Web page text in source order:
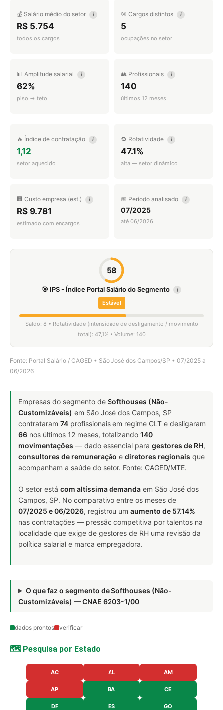
💰 Salário médio do setor i
R$ 5.754
todos os cargos
🎯 Cargos distintos i
5
ocupações no setor
📊 Amplitude salarial i
62%
piso → teto
👥 Profissionais i
140
últimos 12 meses
🔥 Índice de contratação i
1,12
setor aquecido
🔁 Rotatividade i
47.1%
alta — setor dinâmico
🏢 Custo empresa (est.) i
R$ 9.781
estimado com encargos
📅 Período analisado i
07/2025
até 06/2026
58
🎯 IPS - Índice Portal Salário do Segmento i
Estável
Saldo: 8 • Rotatividade (intensidade de desligamento / movimento
total): 47,1% • Volume: 140
Fonte: Portal Salário / CAGED • São José dos Campos/SP • 07/2025 a
06/2026
Empresas do segmento de Softhouses (Não-
Customizáveis) em São José dos Campos, SP
contrataram 74 profissionais em regime CLT e desligaram
66 nos últimos 12 meses, totalizando 140
movimentações — dado essencial para gestores de RH,
consultores de remuneração e diretores regionais que
acompanham a saúde do setor. Fonte: CAGED/MTE.
O setor está com altíssima demanda em São José dos
Campos, SP. No comparativo entre os meses de
07/2025 e 06/2026, registrou um aumento de 57.14%
nas contratações — pressão competitiva por talentos na
localidade que exige de gestores de RH uma revisão da
política salarial e marca empregadora.
O que faz o segmento de Softhouses (Não-
Customizáveis) — CNAE 6203-1/00
dados prontos verificar
🗺️ Pesquisa por Estado
AC AL AM
AP BA CE
DF ES GO